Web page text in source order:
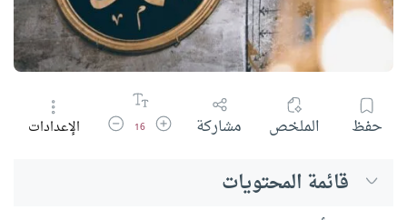
حفظ الملخص مشاركة زيادة حجم الخط
16 تقليل حجم الخط
الإعدادات
قائمة المحتويات